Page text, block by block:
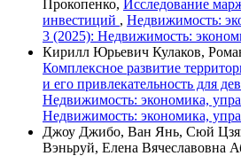
Прокопенко, Исследование
инвестиций , Недвижимость:
3 (2025): Недвижимость:
Кирилл Юрьевич Кулаков,
Комплексное развитие
и его привлекательность для
Недвижимость: экономика,
Недвижимость: экономика,
Джоу Джибо, Ван Янь, Сюй
Вэньруй, Елена Вячеславовна